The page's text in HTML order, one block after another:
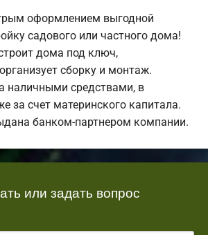
оформлением выгодной
садового или частного дома!
дома под ключ,
сборку и монтаж.
наличными средствами, в
за счет материнского капитала.
банком-партнером компании.
или задать вопрос